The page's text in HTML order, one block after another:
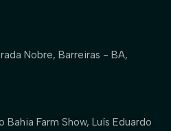
Nobre, Barreiras - BA,
Farm Show, Luís Eduardo